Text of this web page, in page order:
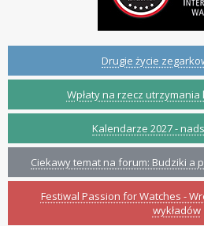
Drugie życie
Wpłaty na rzecz
Kalendarze 2027 -
Ciekawy temat na forum: Budziki a
Festiwal Passion for Watches -
wykładów